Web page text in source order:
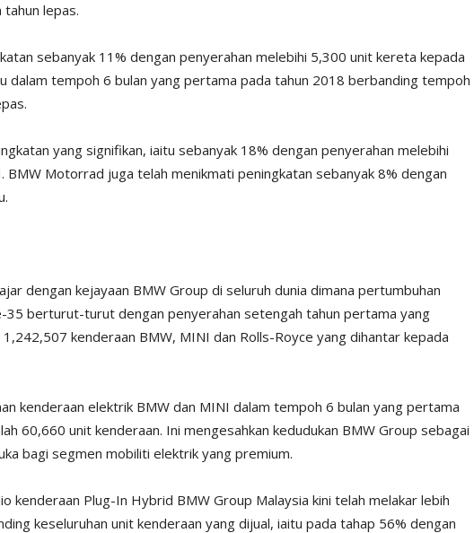
lepas.
sebanyak 11% dengan penyerahan melebihi 5,300 unit kereta kepada
dalam tempoh 6 bulan yang pertama pada tahun 2018 berbanding tempoh
yang signifikan, iaitu sebanyak 18% dengan penyerahan melebihi
BMW Motorrad juga telah menikmati peningkatan sebanyak 8% dengan
dengan kejayaan BMW Group di seluruh dunia dimana pertumbuhan
35 berturut-turut dengan penyerahan setengah tahun pertama yang
kenderaan BMW, MINI dan Rolls-Royce yang dihantar kepada
kenderaan elektrik BMW dan MINI dalam tempoh 6 bulan yang pertama
60,660 unit kenderaan. Ini mengesahkan kedudukan BMW Group sebagai
bagi segmen mobiliti elektrik yang premium.
kenderaan Plug-In Hybrid BMW Group Malaysia kini telah melakar lebih
keseluruhan unit kenderaan yang dijual, iaitu pada tahap 56% dengan